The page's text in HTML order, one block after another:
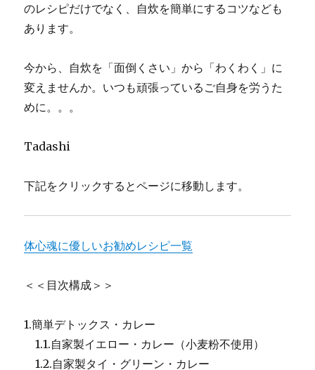
─
の
転
機
心
ほ
け
に
のレシピだけでなく、自炊を簡単にするコツなども
あります。
今から、自炊を「面倒くさい」から「わくわく」に
変えませんか。いつも頑張っているご自身を労うた
めに。。。
Tadashi
下記をクリックするとページに移動します。
体心魂に優しいお勧めレシピ一覧
＜＜目次構成＞＞
1.簡単デトックス・カレー
1.1.自家製イエロー・カレー（小麦粉不使用）
1.2.自家製タイ・グリーン・カレー